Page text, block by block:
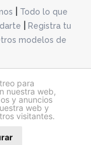
para
nuestra web,
y anuncios
web y
visitantes.
Todo lo que
Registra tu
modelos de
|Política de privacidad